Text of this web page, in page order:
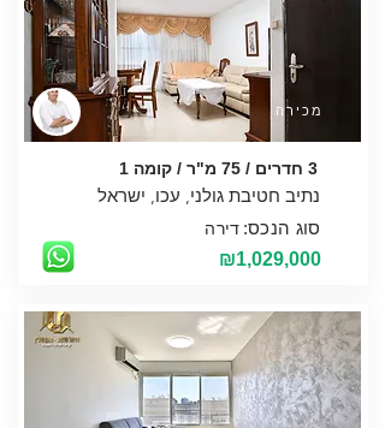
מכירה
3 חדרים / 75 מ"ר / קומה 1
דירה סוג הנכס:
₪1,029,000